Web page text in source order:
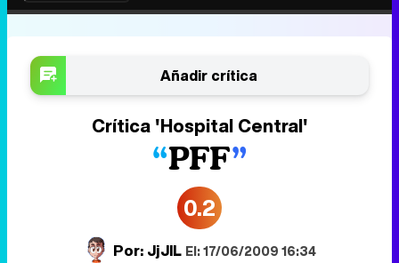
Añadir crítica
Crítica 'Hospital Central'
PFF
0.2
Por: JjJlL El: 17/06/2009 16:34